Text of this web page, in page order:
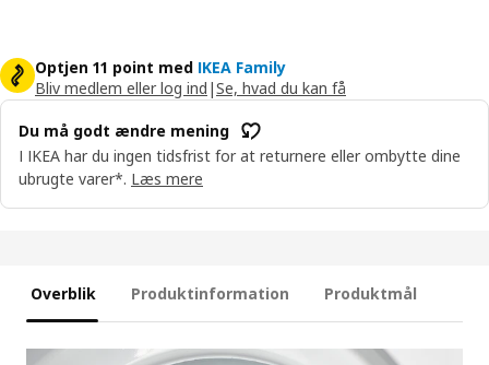
Optjen 11 point med IKEA Family
Bliv medlem eller log ind |Se, hvad du kan få
Du må godt ændre mening
I IKEA har du ingen tidsfrist for at returnere eller ombytte dine
ubrugte varer*. Læs mere
Overblik Produktinformation Produktmål